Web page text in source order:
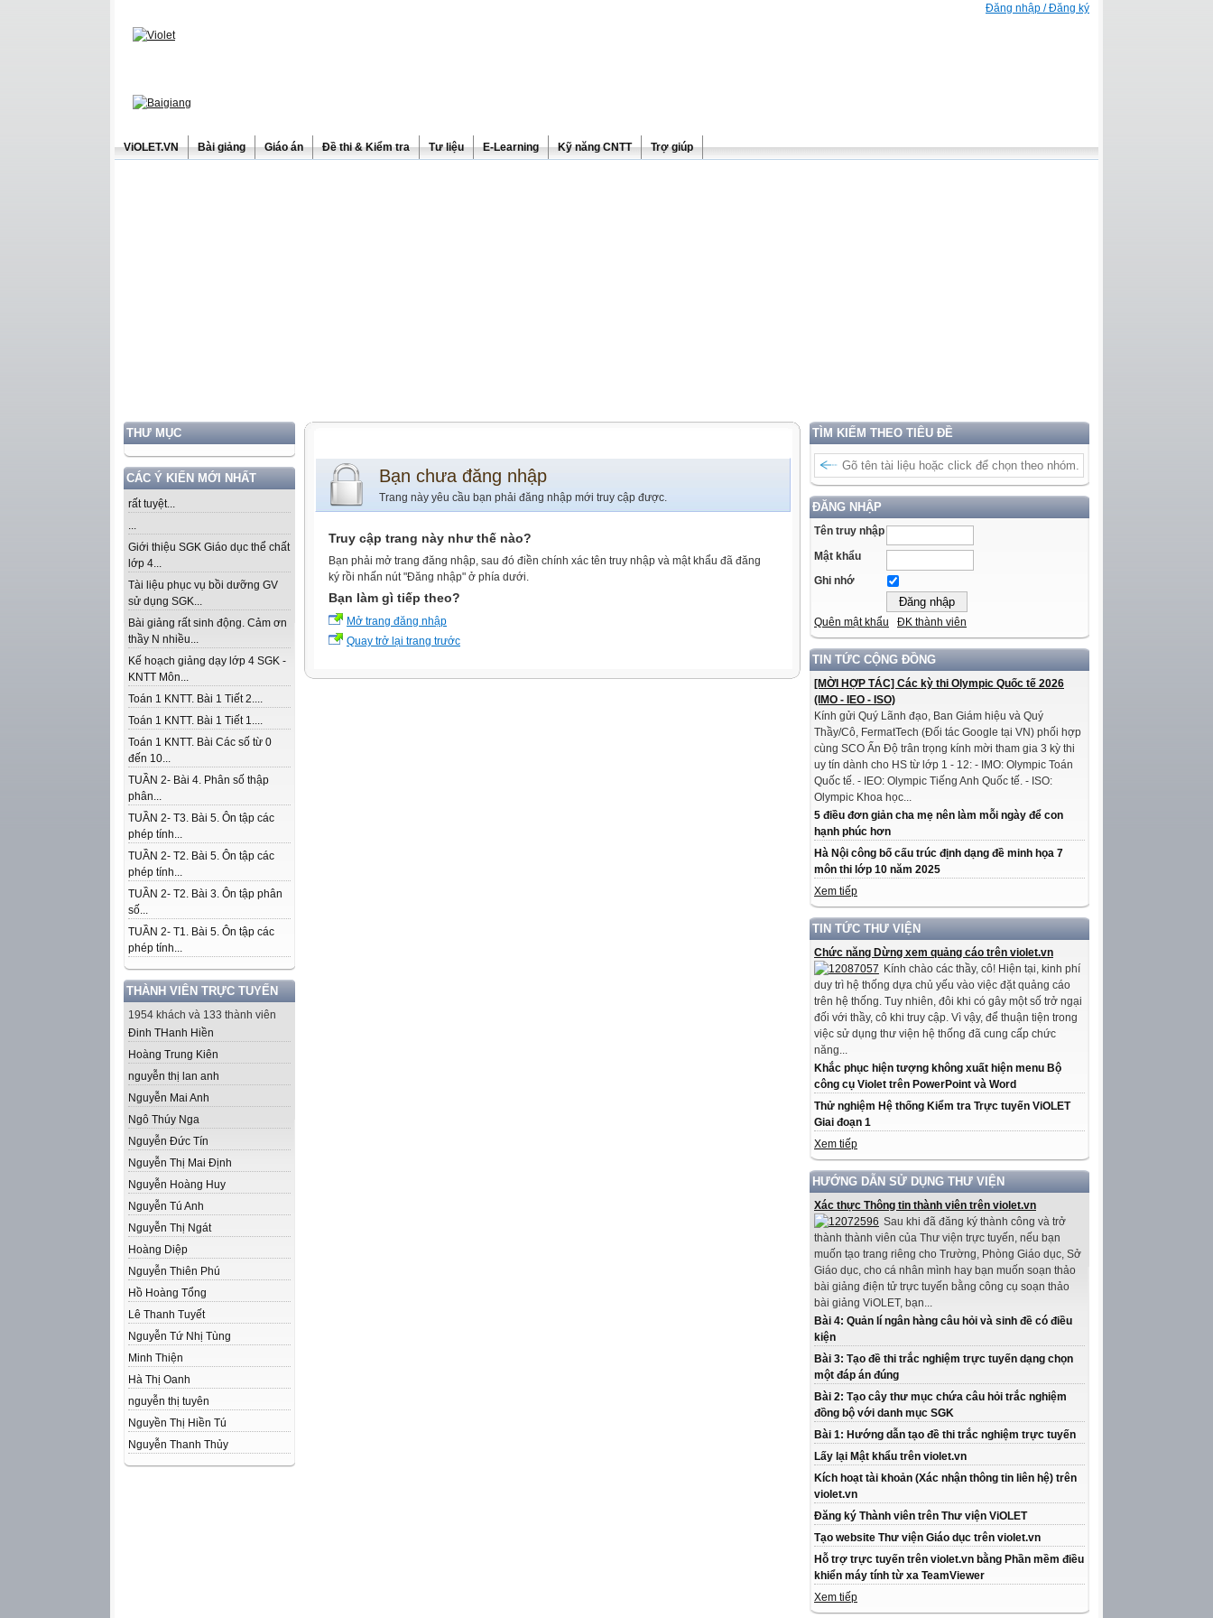
Đăng nhập / Đăng ký
ViOLET.VN Bài giảng Giáo án Đề thi & Kiểm tra Tư liệu E-Learning Kỹ năng CNTT Trợ giúp
THƯ MỤC
CÁC Ý KIẾN MỚI NHẤT
rất tuyệt...
...
Giới thiệu SGK Giáo dục thể chất
lớp 4...
Tài liệu phục vụ bồi dưỡng GV
sử dụng SGK...
Bài giảng rất sinh động. Cảm ơn
thầy N nhiều...
Kế hoạch giảng dạy lớp 4 SGK -
KNTT Môn...
Toán 1 KNTT. Bài 1 Tiết 2....
Toán 1 KNTT. Bài 1 Tiết 1....
Toán 1 KNTT. Bài Các số từ 0
đến 10...
TUẦN 2- Bài 4. Phân số thập
phân...
TUẦN 2- T3. Bài 5. Ôn tập các
phép tính...
TUẦN 2- T2. Bài 5. Ôn tập các
phép tính...
TUẦN 2- T2. Bài 3. Ôn tập phân
số...
TUẦN 2- T1. Bài 5. Ôn tập các
phép tính...
THÀNH VIÊN TRỰC TUYẾN
1954 khách và 133 thành viên
Đinh THanh Hiền
Hoàng Trung Kiên
nguyễn thị lan anh
Nguyễn Mai Anh
Ngô Thúy Nga
Nguyễn Đức Tín
Nguyễn Thị Mai Định
Nguyễn Hoàng Huy
Nguyễn Tú Anh
Nguyễn Thị Ngát
Hoàng Diệp
Nguyễn Thiên Phú
Hồ Hoàng Tổng
Lê Thanh Tuyết
Nguyễn Tứ Nhị Tùng
Minh Thiện
Hà Thị Oanh
nguyễn thị tuyên
Nguyền Thị Hiền Tú
Nguyễn Thanh Thủy
TÌM KIẾM THEO TIÊU ĐỀ
ĐĂNG NHẬP
Tên truy nhập
Mật khẩu
Ghi nhớ
Quên mật khẩu ĐK thành viên
TIN TỨC CỘNG ĐỒNG
[MỜI HỢP TÁC] Các kỳ thi Olympic Quốc tế 2026
(IMO - IEO - ISO)
Kính gửi Quý Lãnh đạo, Ban Giám hiệu và Quý
Thầy/Cô, FermatTech (Đối tác Google tại VN) phối hợp
cùng SCO Ấn Độ trân trọng kính mời tham gia 3 kỳ thi
uy tín dành cho HS từ lớp 1 - 12: - IMO: Olympic Toán
Quốc tế. - IEO: Olympic Tiếng Anh Quốc tế. - ISO:
Olympic Khoa học...
5 điều đơn giản cha mẹ nên làm mỗi ngày để con
hạnh phúc hơn
Hà Nội công bố cấu trúc định dạng đề minh họa 7
môn thi lớp 10 năm 2025
Xem tiếp
TIN TỨC THƯ VIỆN
Chức năng Dừng xem quảng cáo trên violet.vn
Kính chào các thầy, cô! Hiện tại, kinh phí
duy trì hệ thống dựa chủ yếu vào việc đặt quảng cáo
trên hệ thống. Tuy nhiên, đôi khi có gây một số trở ngại
đối với thầy, cô khi truy cập. Vì vậy, để thuận tiện trong
việc sử dụng thư viện hệ thống đã cung cấp chức
năng...
Khắc phục hiện tượng không xuất hiện menu Bộ
công cụ Violet trên PowerPoint và Word
Thử nghiệm Hệ thống Kiểm tra Trực tuyến ViOLET
Giai đoạn 1
Xem tiếp
HƯỚNG DẪN SỬ DỤNG THƯ VIỆN
Xác thực Thông tin thành viên trên violet.vn
Sau khi đã đăng ký thành công và trở
thành thành viên của Thư viện trực tuyến, nếu bạn
muốn tạo trang riêng cho Trường, Phòng Giáo dục, Sở
Giáo dục, cho cá nhân mình hay bạn muốn soạn thảo
bài giảng điện tử trực tuyến bằng công cụ soạn thảo
bài giảng ViOLET, bạn...
Bài 4: Quản lí ngân hàng câu hỏi và sinh đề có điều
kiện
Bài 3: Tạo đề thi trắc nghiệm trực tuyến dạng chọn
một đáp án đúng
Bài 2: Tạo cây thư mục chứa câu hỏi trắc nghiệm
đồng bộ với danh mục SGK
Bài 1: Hướng dẫn tạo đề thi trắc nghiệm trực tuyến
Lấy lại Mật khẩu trên violet.vn
Kích hoạt tài khoản (Xác nhận thông tin liên hệ) trên
violet.vn
Đăng ký Thành viên trên Thư viện ViOLET
Tạo website Thư viện Giáo dục trên violet.vn
Hỗ trợ trực tuyến trên violet.vn bằng Phần mềm điều
khiển máy tính từ xa TeamViewer
Xem tiếp
Bạn chưa đăng nhập
Trang này yêu cầu bạn phải đăng nhập mới truy cập được.
Truy cập trang này như thế nào?
Bạn phải mở trang đăng nhập, sau đó điền chính xác tên truy nhập và mật khẩu đã đăng
ký rồi nhấn nút "Đăng nhập" ở phía dưới.
Bạn làm gì tiếp theo?
Mở trang đăng nhập
Quay trở lại trang trước